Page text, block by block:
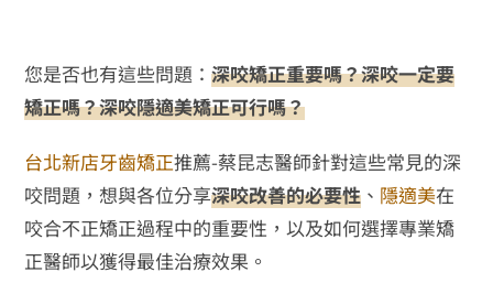
您是否也有這些問題：深咬矯正重要嗎？深咬一定要
矯正嗎？深咬隱適美矯正可行嗎？
台北新店牙齒矯正推薦-蔡昆志醫師針對這些常見的深
咬問題，想與各位分享深咬改善的必要性 、 隱適美在
咬合不正矯正過程中的重要性，以及如何選擇專業矯
正醫師以獲得最佳治療效果。